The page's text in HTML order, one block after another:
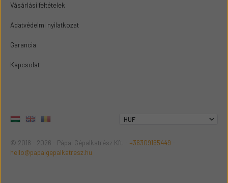
Vásárlási feltételek
Adatvédelmi nyilatkozat
Garancia
Kapcsolat
© 2018 - 2026 - Pápai Gépalkatrész Kft. - +36309165449 -
hello@papaigepalkatresz.hu